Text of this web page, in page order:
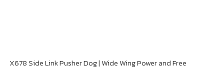
X678 Side Link Pusher Dog | Wide Wing Power and Free